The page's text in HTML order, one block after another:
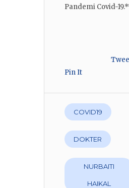
Pandemi Covid-
Pin It
COVID19
DOKTER
NURBAITI
HAIKAL